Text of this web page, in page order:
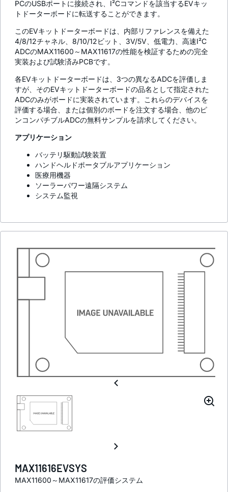
PCのUSBポートに接続され、I²Cコマンドを該当するEVキッ
トドーターボードに転送することができます。
このEVキットドーターボードは、内部リファレンスを備えた
4/8/12チャネル、8/10/12ビット、3V/5V、低電力、高速I²C
ADCのMAX11600～MAX11617の性能を検証するための完全
実装および試験済みPCBです。
各EVキットドーターボードは、3つの異なるADCを評価しま
すが、そのEVキットドーターボードの品名として指定された
ADCのみがボードに実装されています。これらのデバイスを
評価する場合、または個別のボードを注文する場合、他のピ
ンコンパチブルADCの無料サンプルを請求してください。
アプリケーション
バッテリ駆動試験装置
ハンドヘルドポータブルアプリケーション
医療用機器
ソーラーパワー遠隔システム
システム監視
MAX11616EVSYS
MAX11600～MAX11617の評価システム